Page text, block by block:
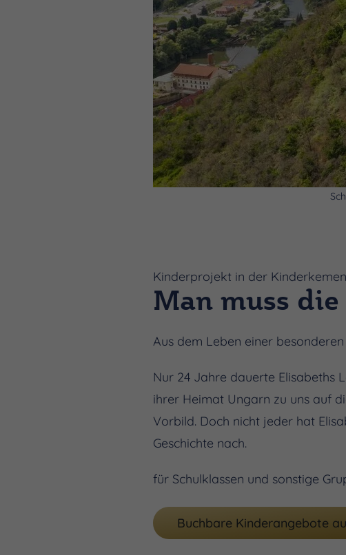
Kinderprojekt in der
Man muss
Aus dem Leben einer besonderen
Nur 24 Jahre dauerte Elisabeths
ihrer Heimat Ungarn zu uns auf
Vorbild. Doch nicht jeder hat
Geschichte nach.
für Schulklassen und sonstige
Buchbare Kinderangebote